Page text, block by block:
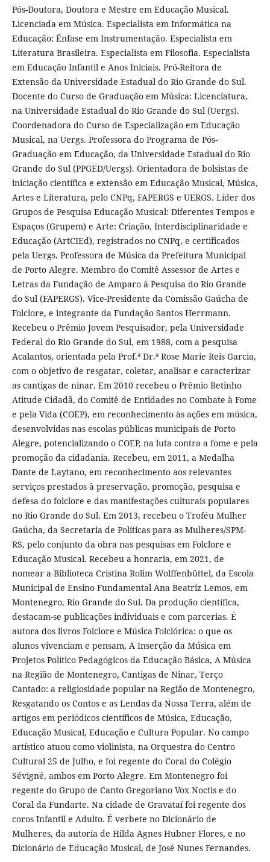
Pós-Doutora, Doutora e Mestre em Educação Musical.
Licenciada em Música. Especialista em Informática na
Educação: Ênfase em Instrumentação. Especialista em
Literatura Brasileira. Especialista em Filosofia. Especialista
em Educação Infantil e Anos Iniciais. Pró-Reitora de
Extensão da Universidade Estadual do Rio Grande do Sul.
Docente do Curso de Graduação em Música: Licenciatura,
na Universidade Estadual do Rio Grande do Sul (Uergs).
Coordenadora do Curso de Especialização em Educação
Musical, na Uergs. Professora do Programa de Pós-
Graduação em Educação, da Universidade Estadual do Rio
Grande do Sul (PPGED/Uergs). Orientadora de bolsistas de
iniciação científica e extensão em Educação Musical, Música,
Artes e Literatura, pelo CNPq, FAPERGS e UERGS. Líder dos
Grupos de Pesquisa Educação Musical: Diferentes Tempos e
Espaços (Grupem) e Arte: Criação, Interdisciplinaridade e
Educação (ArtCIEd), registrados no CNPq, e certificados
pela Uergs. Professora de Música da Prefeitura Municipal
de Porto Alegre. Membro do Comitê Assessor de Artes e
Letras da Fundação de Amparo à Pesquisa do Rio Grande
do Sul (FAPERGS). Vice-Presidente da Comissão Gaúcha de
Folclore, e integrante da Fundação Santos Herrmann.
Recebeu o Prêmio Jovem Pesquisador, pela Universidade
Federal do Rio Grande do Sul, em 1988, com a pesquisa
Acalantos, orientada pela Prof.ª Dr.ª Rose Marie Reis Garcia,
com o objetivo de resgatar, coletar, analisar e caracterizar
as cantigas de ninar. Em 2010 recebeu o Prêmio Betinho
Atitude Cidadã, do Comitê de Entidades no Combate à Fome
e pela Vida (COEP), em reconhecimento às ações em música,
desenvolvidas nas escolas públicas municipais de Porto
Alegre, potencializando o COEP, na luta contra a fome e pela
promoção da cidadania. Recebeu, em 2011, a Medalha
Dante de Laytano, em reconhecimento aos relevantes
serviços prestados à preservação, promoção, pesquisa e
defesa do folclore e das manifestações culturais populares
no Rio Grande do Sul. Em 2013, recebeu o Troféu Mulher
Gaúcha, da Secretaria de Políticas para as Mulheres/SPM-
RS, pelo conjunto da obra nas pesquisas em Folclore e
Educação Musical. Recebeu a honraria, em 2021, de
nomear a Biblioteca Cristina Rolim Wolffenbüttel, da Escola
Municipal de Ensino Fundamental Ana Beatriz Lemos, em
Montenegro, Rio Grande do Sul. Da produção científica,
destacam-se publicações individuais e com parcerias. É
autora dos livros Folclore e Música Folclórica: o que os
alunos vivenciam e pensam, A Inserção da Música em
Projetos Político Pedagógicos da Educação Básica, A Música
na Região de Montenegro, Cantigas de Ninar, Terço
Cantado: a religiosidade popular na Região de Montenegro,
Resgatando os Contos e as Lendas da Nossa Terra, além de
artigos em periódicos científicos de Música, Educação,
Educação Musical, Educação e Cultura Popular. No campo
artístico atuou como violinista, na Orquestra do Centro
Cultural 25 de Julho, e foi regente do Coral do Colégio
Sévigné, ambos em Porto Alegre. Em Montenegro foi
regente do Grupo de Canto Gregoriano Vox Noctis e do
Coral da Fundarte. Na cidade de Gravataí foi regente dos
coros Infantil e Adulto. É verbete no Dicionário de
Mulheres, da autoria de Hilda Agnes Hubner Flores, e no
Dicionário de Educação Musical, de José Nunes Fernandes.